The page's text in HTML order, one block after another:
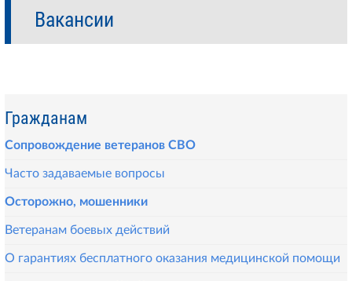
Вакансии
Гражданам
Сопровождение ветеранов СВО
Часто задаваемые вопросы
Осторожно, мошенники
Ветеранам боевых действий
О гарантиях бесплатного оказания медицинской помощи